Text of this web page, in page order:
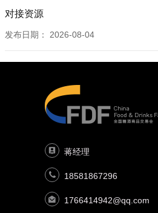
德州市益行天下商贸有限公司
高密市东领商贸有限公司
郑州别致商贸有限公司
郑州中鉴贸易有限公司
河南省宸域实业有限公司
新疆鸿源商贸有限公司
肥城瑞森商贸有限责任公司
阜阳市创新商贸有限公司
邯郸市新奕华贸易有限公司
对接资源
发布日期： 2026-08-04
蒋经理
18581867296
1766414942@qq.com